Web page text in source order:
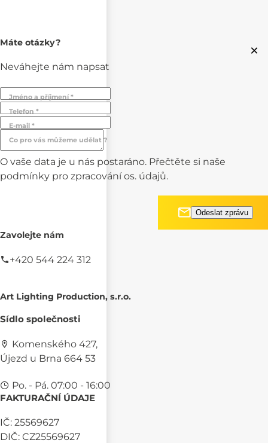
×
Máte otázky?
Neváhejte nám napsat
Jméno a příjmení *
Telefon *
E-mail *
Co pro vás můžeme udělat ?
O vaše data je u nás postaráno. Přečtěte si naše
podmínky pro zpracování os. údajů.
Zavolejte nám
+420 544 224 312
Art Lighting Production, s.r.o.
Sídlo společnosti
Komenského 427,
Újezd u Brna 664 53
Po. - Pá. 07:00 - 16:00
FAKTURAČNÍ ÚDAJE
IČ: 25569627
DIČ: CZ25569627